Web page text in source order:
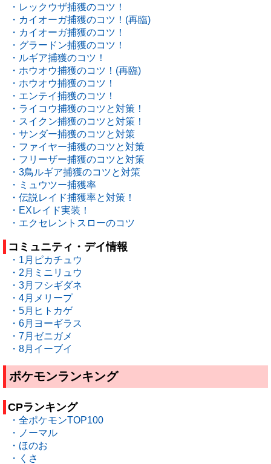
・レックウザ捕獲のコツ！
・カイオーガ捕獲のコツ！(再臨)
・カイオーガ捕獲のコツ！
・グラードン捕獲のコツ！
・ルギア捕獲のコツ！
・ホウオウ捕獲のコツ！(再臨)
・ホウオウ捕獲のコツ！
・エンテイ捕獲のコツ！
・ライコウ捕獲のコツと対策！
・スイクン捕獲のコツと対策！
・サンダー捕獲のコツと対策
・ファイヤー捕獲のコツと対策
・フリーザー捕獲のコツと対策
・3鳥ルギア捕獲のコツと対策
・ミュウツー捕獲率
・伝説レイド捕獲率と対策！
・EXレイド実装！
・エクセレントスローのコツ
コミュニティ・デイ情報
・1月ピカチュウ
・2月ミニリュウ
・3月フシギダネ
・4月メリープ
・5月ヒトカゲ
・6月ヨーギラス
・7月ゼニガメ
・8月イーブイ
ポケモンランキング
CPランキング
・全ポケモンTOP100
・ノーマル
・ほのお
・くさ